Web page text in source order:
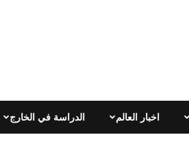
الدراسة في الخارج اخبار العالم